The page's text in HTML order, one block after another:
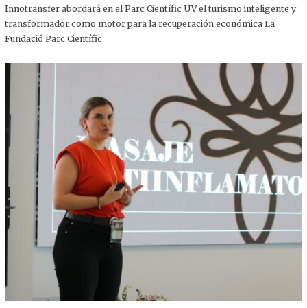
,
0
2
Innotransfer abordará en el Parc Científic UV el turismo inteligente y
transformador como motor para la recuperación económica La
Fundació Parc Científic